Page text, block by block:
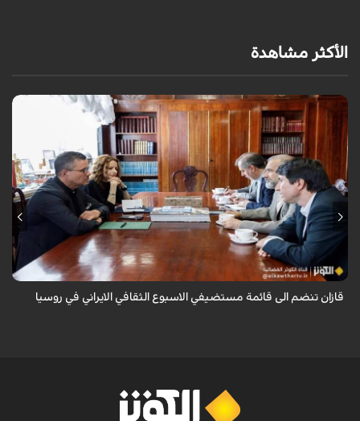
الأكثر مشاهدة
قال سفير ايران لدى روسيا كاظم جلالي انه تمت اضافة مدينة قازان مركز
تترستان الى قائمة مستضيفي الاسبوع الثقافي الايراني في روسيا موضحا ان
هذه التظاهرة ...
قازان تنضم الى قائمة مستضيفي الاسبوع الثقافي الايراني في روسيا